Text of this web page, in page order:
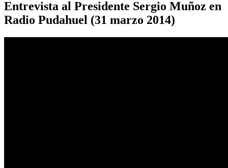
Entrevista al Presidente Sergio Muñoz en
Radio Pudahuel (31 marzo 2014)